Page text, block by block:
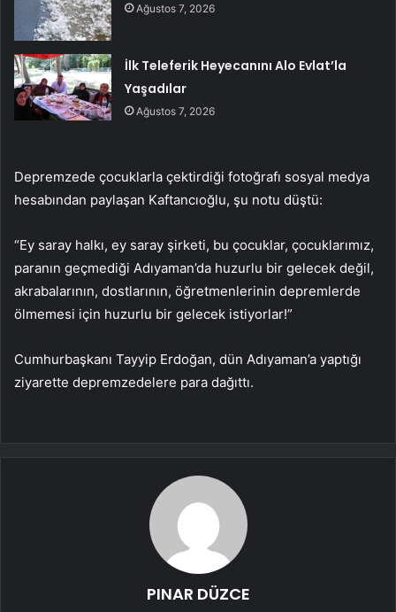
Ağustos 7, 2026
İlk Teleferik Heyecanını Alo Evlat’la
Yaşadılar
Ağustos 7, 2026
Depremzede çocuklarla çektirdiği fotoğrafı sosyal medya
hesabından paylaşan Kaftancıoğlu, şu notu düştü:
“Ey saray halkı, ey saray şirketi, bu çocuklar, çocuklarımız,
paranın geçmediği Adıyaman’da huzurlu bir gelecek değil,
akrabalarının, dostlarının, öğretmenlerinin depremlerde
ölmemesi için huzurlu bir gelecek istiyorlar!”
Cumhurbaşkanı Tayyip Erdoğan, dün Adıyaman’a yaptığı
ziyarette depremzedelere para dağıttı.
PINAR DÜZCE